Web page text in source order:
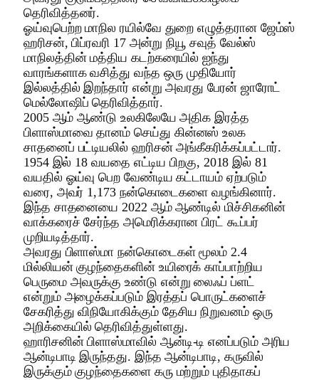
தெரிவித்தனர்.
ஓய்வுபெற்ற மாநில ரயில்வே துறை எழுத்தரான ஜேம்ஸ்
ஹரிசன், பிப்ரவரி 17 அன்று நியூ சவுத் வேல்ஸ்
மாநிலத்தின் மத்திய கடற்கரையில் ஐந்து
வாரங்களாக வசித்து வந்த ஒரு முதியோர்
இல்லத்தில் இறந்தார் என்று அவரது பேரன் ஜாரோட்
மெல்லோஷிப் தெரிவித்தார்.
2005 ஆம் ஆண்டு உலகிலேயே அதிக இரத்த
பிளாஸ்மாவை தானம் செய்து கின்னஸ் உலக
சாதனைப் பட்டியலில் ஹரிசன் அங்கீகரிக்கப்பட்டார்.
1954 இல் 18 வயதை எட்டிய பிறகு, 2018 இல் 81
வயதில் ஓய்வு பெற வேண்டிய கட்டாயம் ஏற்படும்
வரை, அவர் 1,173 நன்கொடைகளை வழங்கினார்.
இந்த சாதனையை 2022 ஆம் ஆண்டில் மிச்சிகனின்
வாக்கரைச் சேர்ந்த அமெரிக்கரான பிரட் கூப்பர்
முறியடித்தார்.
அவரது பிளாஸ்மா நன்கொடைகள் மூலம் 2.4
மில்லியன் குழந்தைகளின் உயிரைக் காப்பாற்றிய
பெருமை அவருக்கு உண்டு என்று லைஃப் ப்ளட்
என்றும் அழைக்கப்படும் இரத்தப் பொருட்களைச்
சேகரித்து விநியோகிக்கும் தேசிய நிறுவனம் ஒரு
அறிக்கையில் தெரிவித்துள்ளது.
ஹாரிசனின் பிளாஸ்மாவில் ஆன்டி-டி எனப்படும் அரிய
ஆன்டிபாடி இருந்தது. இந்த ஆன்டிபாடி, கருவில்
இருக்கும் குழந்தைகளை கரு மற்றும் புதிதாகப்